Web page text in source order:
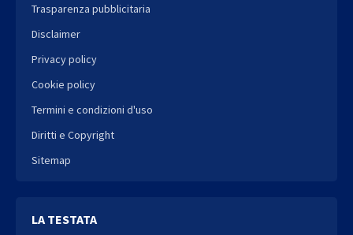
Trasparenza pubblicitaria
Disclaimer
Privacy policy
Cookie policy
Termini e condizioni d'uso
Diritti e Copyright
Sitemap
LA TESTATA